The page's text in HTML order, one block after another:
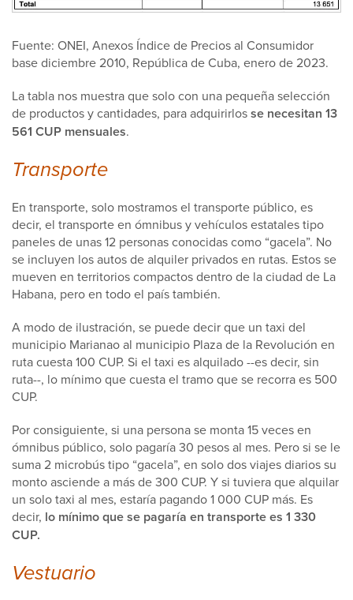
Fuente: ONEI, Anexos Índice de Precios al Consumidor
base diciembre 2010, República de Cuba, enero de 2023.
La tabla nos muestra que solo con una pequeña selección
de productos y cantidades, para adquirirlosse necesitan 13
561 CUP mensuales.
Transporte
En transporte, solo mostramos el transporte público, es
decir, el transporte en ómnibus y vehículos estatales tipo
paneles de unas 12 personas conocidas como “gacela”. No
se incluyen los autos de alquiler privados en rutas. Estos se
mueven en territorios compactos dentro de la ciudad de La
Habana, pero en todo el país también.
A modo de ilustración, se puede decir que un taxi del
municipio Marianao al municipio Plaza de la Revolución en
ruta cuesta 100 CUP. Si el taxi es alquilado --es decir, sin
ruta--, lo mínimo que cuesta el tramo que se recorra es 500
CUP.
Por consiguiente, si una persona se monta 15 veces en
ómnibus público, solo pagaría 30 pesos al mes. Pero si se le
suma 2 microbús tipo “gacela”, en solo dos viajes diarios su
monto asciende a más de 300 CUP. Y si tuviera que alquilar
un solo taxi al mes, estaría pagando 1 000 CUP más. Es
decir, lo mínimo que se pagaría en transporte es 1 330
CUP.
Vestuario